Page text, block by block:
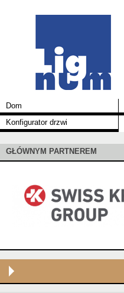
Dom
Konfigurator drzwi
GŁÓWNYM PARTNEREM